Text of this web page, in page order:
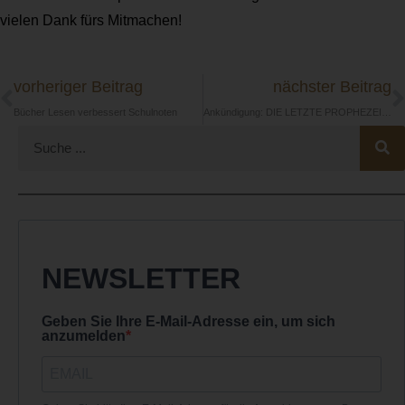
vielen Dank fürs Mitmachen!
vorheriger Beitrag nächster Beitrag
NEWSLETTER
Geben Sie Ihre E-Mail-Adresse ein, um sich
anzumelden